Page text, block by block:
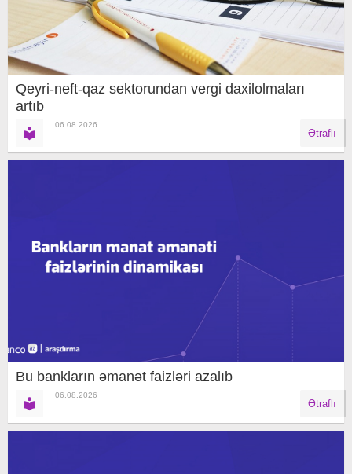
Qeyri-neft-qaz sektorundan vergi daxilolmaları
artıb
06.08.2026
Ətraflı
Bu bankların əmanət faizləri azalıb
06.08.2026
Ətraflı